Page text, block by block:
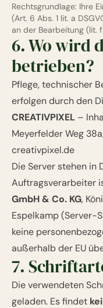
Rechtsgrundlage: Ihre
(Art. 6 Abs. 1 lit. a
an der Bearbeitung (lit.
6. Wo wird
betrieben?
Pflege, technischer
erfolgen durch den
CREATIVPIXEL –
Meyerfelder Weg
creativpixel.de
Die Server stehen in
Auftragsverarbeiter
GmbH & Co. KG,
Espelkamp (Server-
keine
außerhalb der EU
7.
Die verwendeten
geladen. Es findet